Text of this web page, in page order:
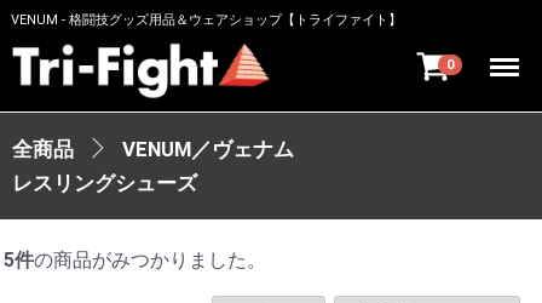
VENUM - 格闘技グッズ用品＆ウェアショップ【トライファイト】
0 Menu
全商品
VENUM／ヴェナム
レスリングシューズ
5件の商品がみつかりました。